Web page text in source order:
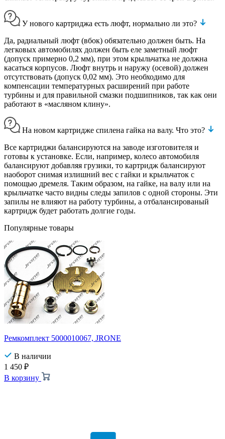
У нового картриджа есть люфт, нормально ли это?
Да, радиальный люфт (вбок) обязательно должен быть. На
легковых автомобилях должен быть еле заметный люфт
(допуск примерно 0,2 мм), при этом крыльчатка не должна
касаться корпусов. Люфт внутрь и наружу (осевой) должен
отсутствовать (допуск 0,02 мм). Это необходимо для
компенсации температурных расширений при работе
турбины и для правильной смазки подшипников, так как они
работают в «масляном клину».
На новом картридже спилена гайка на валу. Что это?
Все картриджи балансируются на заводе изготовителя и
готовы к установке. Если, например, колесо автомобиля
балансируют добавляя грузики, то картридж балансируют
наоборот снимая излишний вес с гайки и крыльчаток с
помощью дремеля. Таким образом, на гайке, на валу или на
крыльчатке часто видны следы запилов с одной стороны. Эти
запилы не влияют на работу турбины, а отбалансированый
картридж будет работать долгие годы.
Популярные товары
Ремкомплект 5000010067, JRONE
В наличии
1 450 ₽
В корзину